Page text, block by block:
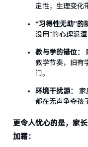
定性，生理变化
“习得性无助”的
没用”的心理泥
教与学的错位：
教学节奏，旧有
门。
环境干扰源：
家
都在无声争夺孩
更令人忧心的是，家
加霜：